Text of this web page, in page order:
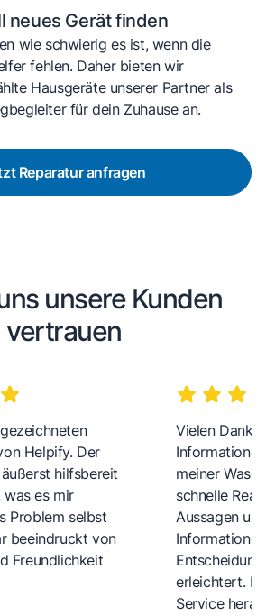
neues Gerät finden
wie schwierig es ist, wenn die
fehlen. Daher bieten wir
Hausgeräte unserer Partner als
für dein Zuhause an.
Reparatur anfragen
unsere Kunden
vertrauen
Helpify. Der
hilfsbereit
es mir
Problem selbst
beeindruckt von
Freundlichkeit
Vielen Dank
meiner
schnelle
Aussagen
erleichtert.
Service